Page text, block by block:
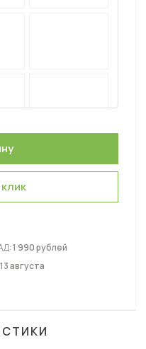
клик
1 990 рублей
августа